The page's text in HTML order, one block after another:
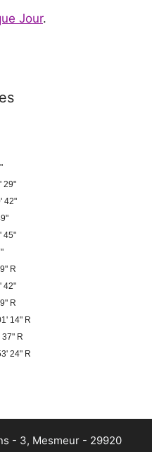
Jour.
29"
42"
45"
R
42"
R
14" R
37" R
24" R
- 3, Mesmeur - 29920